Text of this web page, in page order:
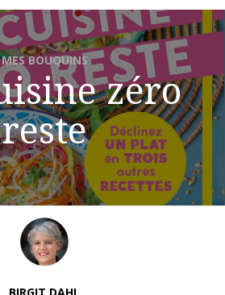
MES BOUQUINS
zéro
reste